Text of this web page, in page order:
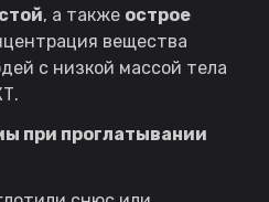
, а также острое
вещества
с низкой массой тела
при проглатывании